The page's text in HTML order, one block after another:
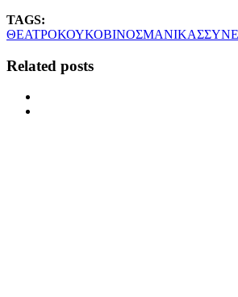
TAGS:
ΘΕΑΤΡΟΚΟΥΚΟΒΙΝΟΣΜΑΝΙΚΑΣ
Related posts